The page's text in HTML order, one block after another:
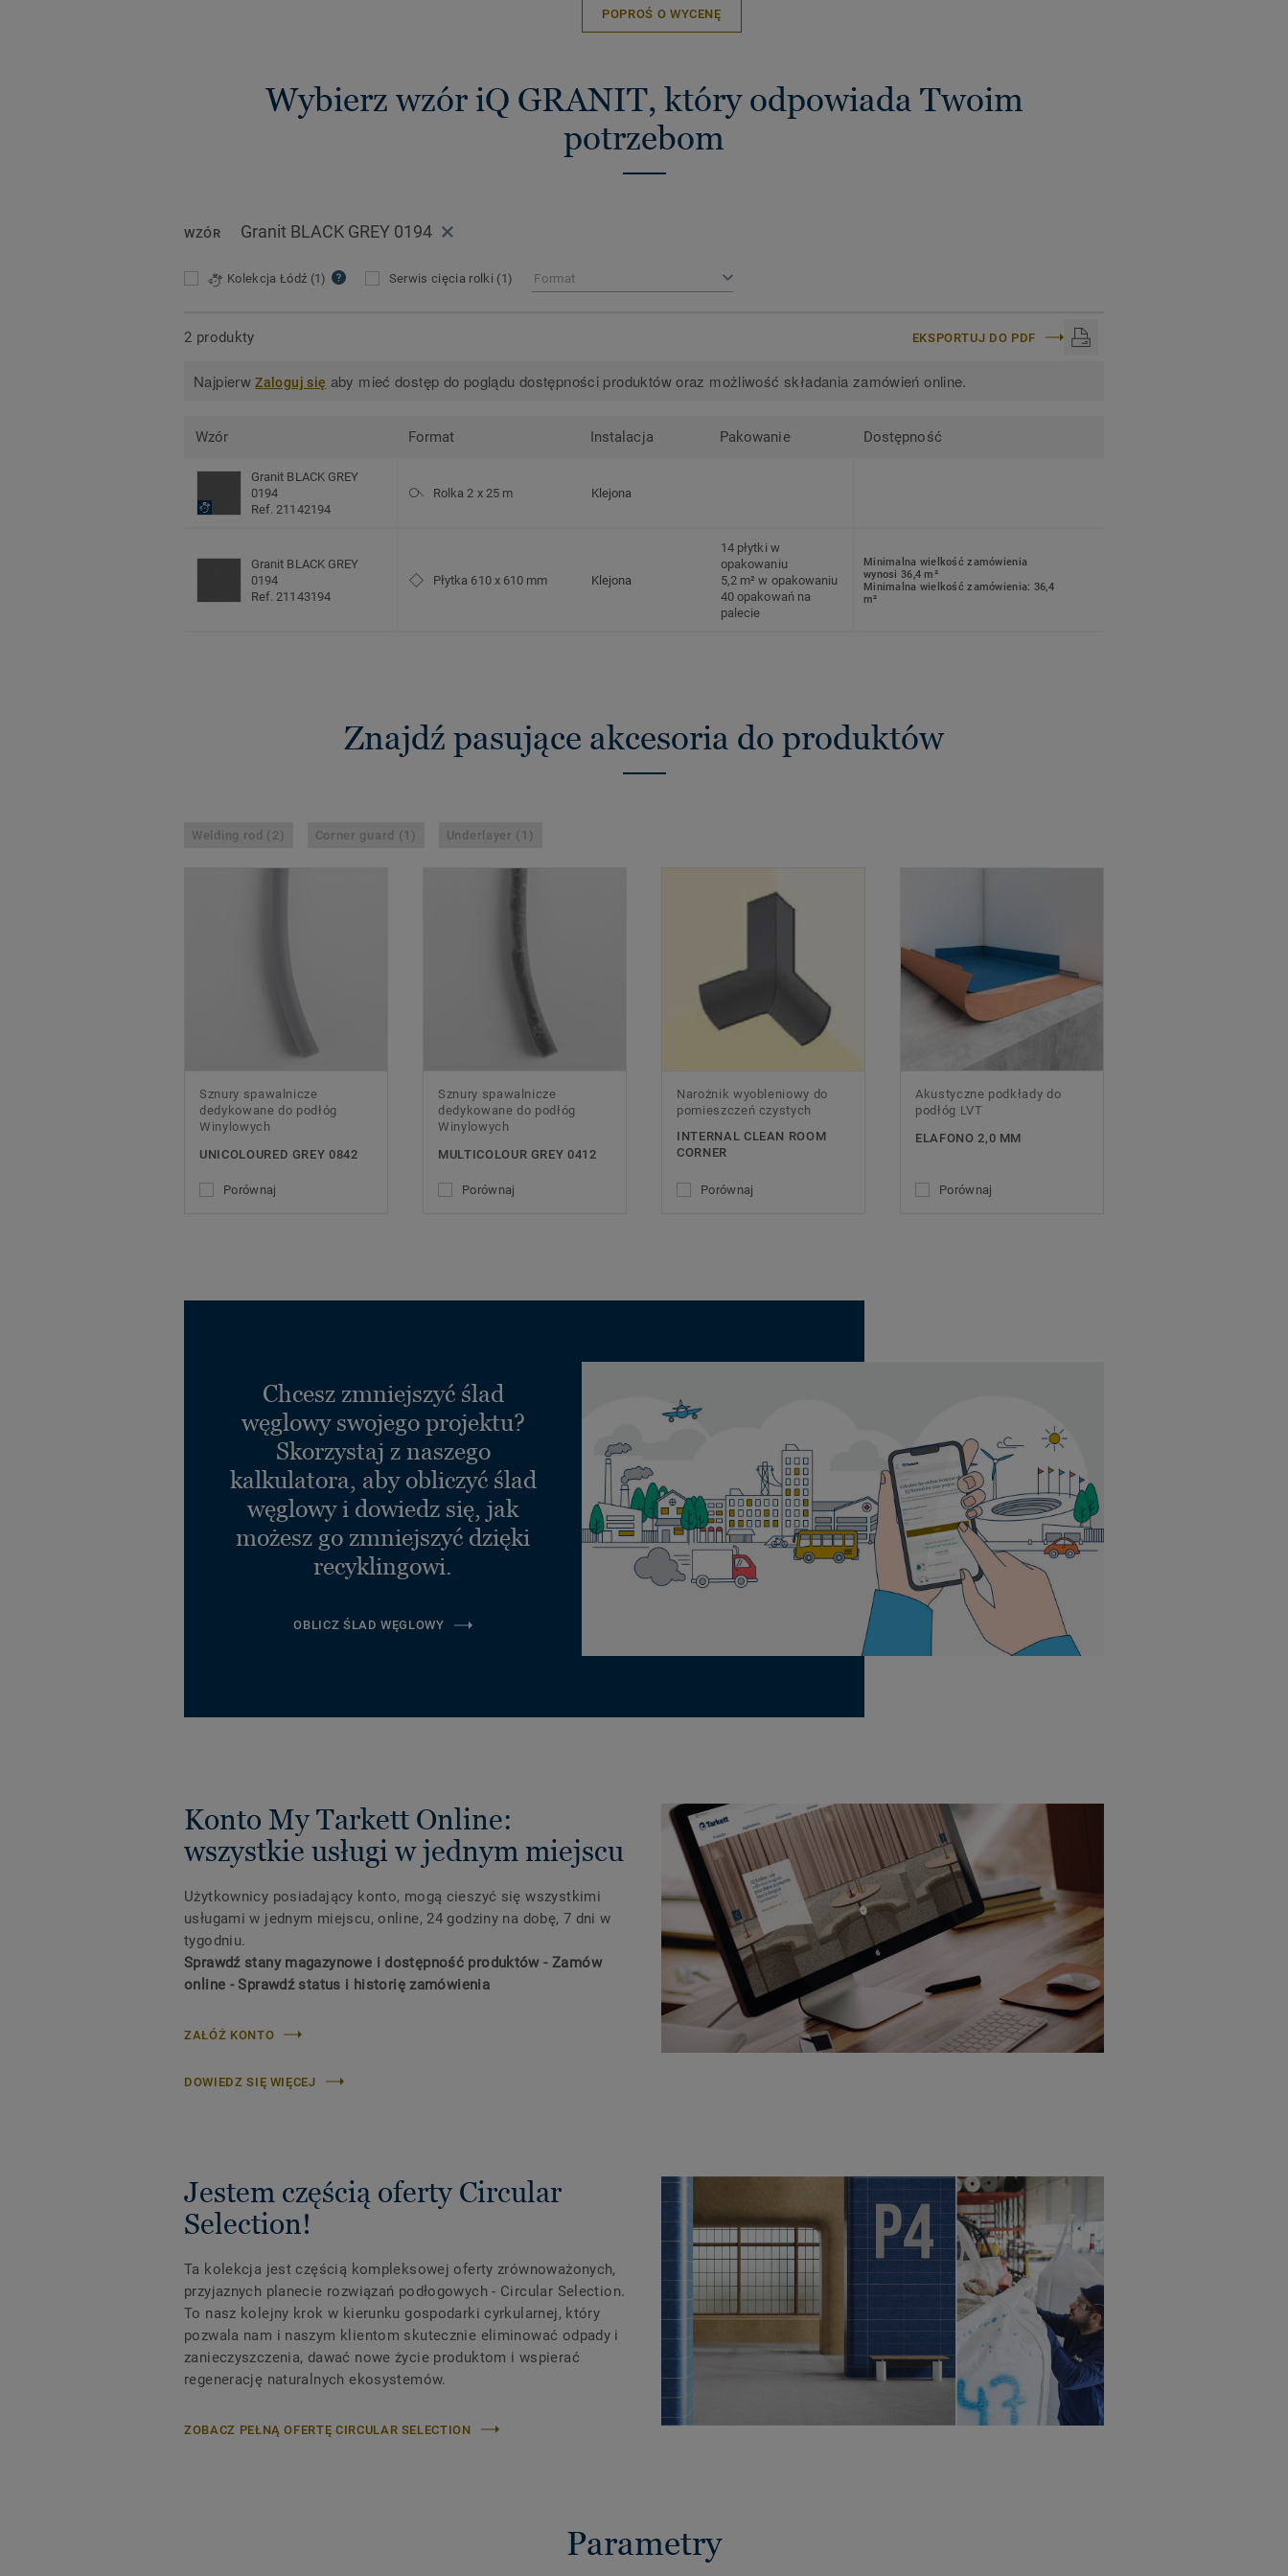
POPROŚ O WYCENĘ
Wybierz wzór iQ GRANIT, który odpowiada Twoim
potrzebom
WZÓR Granit BLACK GREY 0194
Kolekcja Łódź (1) Serwis cięcia rolki (1) Format
2 produkty EKSPORTUJ DO PDF
NajpierwZaloguj się aby mieć dostęp do poglądu dostępności produktów oraz możliwość składania zamówień online.
Wzór Format Instalacja Pakowanie Dostępność
Granit BLACK GREY
0194
Ref. 21142194
Rolka 2 x 25 m Klejona
Granit BLACK GREY
0194
Ref. 21143194
Płytka 610 x 610 mm Klejona
14 płytki w
opakowaniu
5,2 m² w opakowaniu
40 opakowań na
palecie
Minimalna wielkość zamówienia
wynosi 36,4 m²
Minimalna wielkość zamówienia: 36,4
m²
Znajdź pasujące akcesoria do produktów
Welding rod (2) Corner guard (1) Underlayer (1)
Sznury spawalnicze
dedykowane do podłóg
Winylowych
UNICOLOURED GREY 0842
Porównaj
Sznury spawalnicze
dedykowane do podłóg
Winylowych
MULTICOLOUR GREY 0412
Porównaj
Narożnik wyobleniowy do
pomieszczeń czystych
INTERNAL CLEAN ROOM
CORNER
Porównaj
Akustyczne podkłady do
podłóg LVT
ELAFONO 2,0 MM
Porównaj
Chcesz zmniejszyć ślad
węglowy swojego projektu?
Skorzystaj z naszego
kalkulatora, aby obliczyć ślad
węglowy i dowiedz się, jak
możesz go zmniejszyć dzięki
recyklingowi.
OBLICZ ŚLAD WĘGLOWY
Konto My Tarkett Online:
wszystkie usługi w jednym miejscu
Użytkownicy posiadający konto, mogą cieszyć się wszystkimi
usługami w jednym miejscu, online, 24 godziny na dobę, 7 dni w
tygodniu.
Sprawdź stany magazynowe i dostępność produktów - Zamów
online - Sprawdź status i historię zamówienia
ZAŁÓŻ KONTO
DOWIEDZ SIĘ WIĘCEJ
Jestem częścią oferty Circular
Selection!
Ta kolekcja jest częścią kompleksowej oferty zrównoważonych,
przyjaznych planecie rozwiązań podłogowych - Circular Selection.
To nasz kolejny krok w kierunku gospodarki cyrkularnej, który
pozwala nam i naszym klientom skutecznie eliminować odpady i
zanieczyszczenia, dawać nowe życie produktom i wspierać
regenerację naturalnych ekosystemów.
ZOBACZ PEŁNĄ OFERTĘ CIRCULAR SELECTION
Parametry